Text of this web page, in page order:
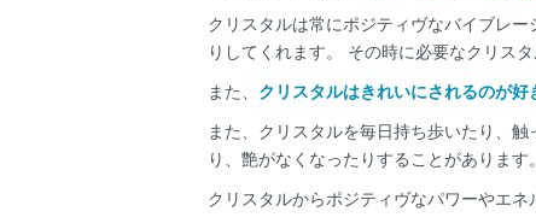
クリスタルは常にポジティヴなバイブレ
りしてくれます。 その時に必要なクリス
また、 クリスタルはきれいにされるのが好
また、クリスタルを毎日持ち歩いたり、
り、艶がなくなったりすることがあります。
クリスタルからポジティヴなパワーやエネ